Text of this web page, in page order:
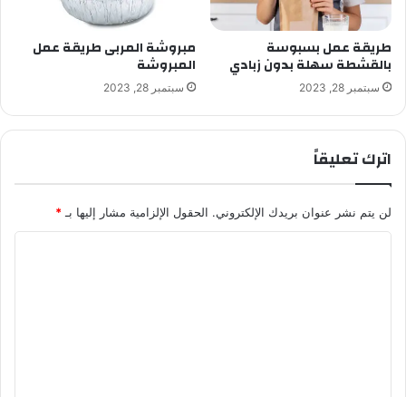
طريقة عمل بسبوسة
بالقشطة سهلة بدون زبادي
سبتمبر 28, 2023
مبروشة المربى طريقة عمل
المبروشة
سبتمبر 28, 2023
اترك تعليقاً
لن يتم نشر عنوان بريدك الإلكتروني. الحقول الإلزامية مشار إليها بـ*